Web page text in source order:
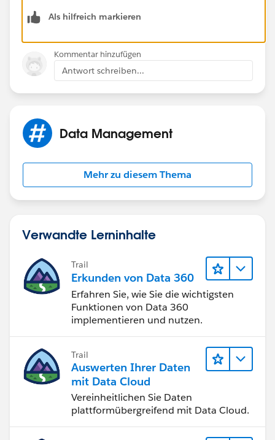
Als hilfreich markieren
Kommentar hinzufügen
Antwort schreiben...
Data Management
Mehr zu diesem Thema
Verwandte Lerninhalte
Trail
Erkunden von Data 360
Erfahren Sie, wie Sie die wichtigsten
Funktionen von Data 360
implementieren und nutzen.
Trail
Auswerten Ihrer Daten
mit Data Cloud
Vereinheitlichen Sie Daten
plattformübergreifend mit Data Cloud.